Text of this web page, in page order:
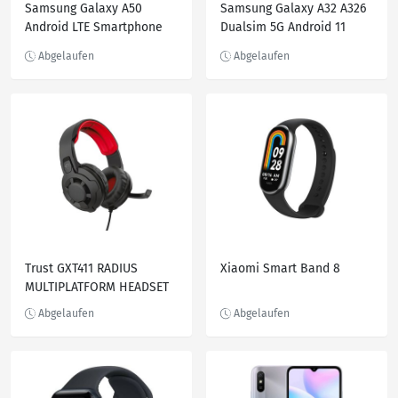
Samsung Galaxy A50
Android LTE Smartphone
Zoll Dual Sim
Samsung Galaxy A32 A326
Dualsim 5G Android 11
Enterprise
Trust GXT411 RADIUS
MULTIPLATFORM HEADSET
Xiaomi Smart Band 8